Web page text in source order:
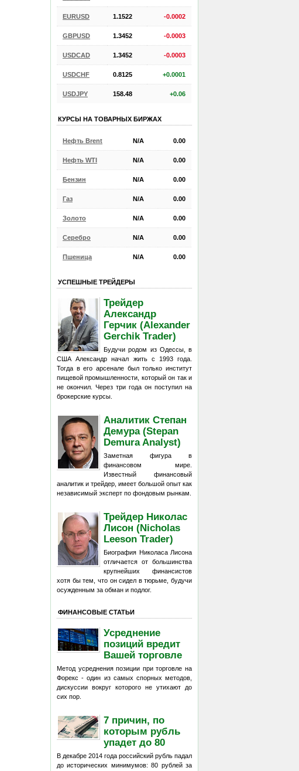
EURUSD 1.1522 -0.0002
GBPUSD 1.3452 -0.0003
USDCAD 1.3452 -0.0003
USDCHF 0.8125 +0.0001
USDJPY 158.48 +0.06
КУРСЫ НА ТОВАРНЫХ БИРЖАХ
Нефть Brent N/A 0.00
Нефть WTI N/A 0.00
Бензин N/A 0.00
Газ N/A 0.00
Золото N/A 0.00
Серебро N/A 0.00
Пшеница N/A 0.00
УСПЕШНЫЕ ТРЕЙДЕРЫ
Трейдер
Александр
Герчик (Alexander
Gerchik Trader)
Будучи родом из Одессы, в
США Александр начал жить с 1993 года.
Тогда в его арсенале был только институт
пищевой промышленности, который он так и
не окончил. Через три года он поступил на
брокерские курсы.
Аналитик Степан
Демура (Stepan
Demura Analyst)
Заметная фигура в
финансовом мире.
Известный финансовый
аналитик и трейдер, имеет большой опыт как
независимый эксперт по фондовым рынкам.
Трейдер Николас
Лисон (Nicholas
Leeson Trader)
Биография Николаса Лисона
отличается от большинства
крупнейших финансистов
хотя бы тем, что он сидел в тюрьме, будучи
осужденным за обман и подлог.
ФИНАНСОВЫЕ СТАТЬИ
Усреднение
позиций вредит
Вашей торговле
Метод усреднения позиции при торговле на
Форекс - один из самых спорных методов,
дискуссии вокруг которого не утихают до
сих пор.
7 причин, по
которым рубль
упадет до 80
В декабре 2014 года российский рубль падал
до исторических минимумов: 80 рублей за